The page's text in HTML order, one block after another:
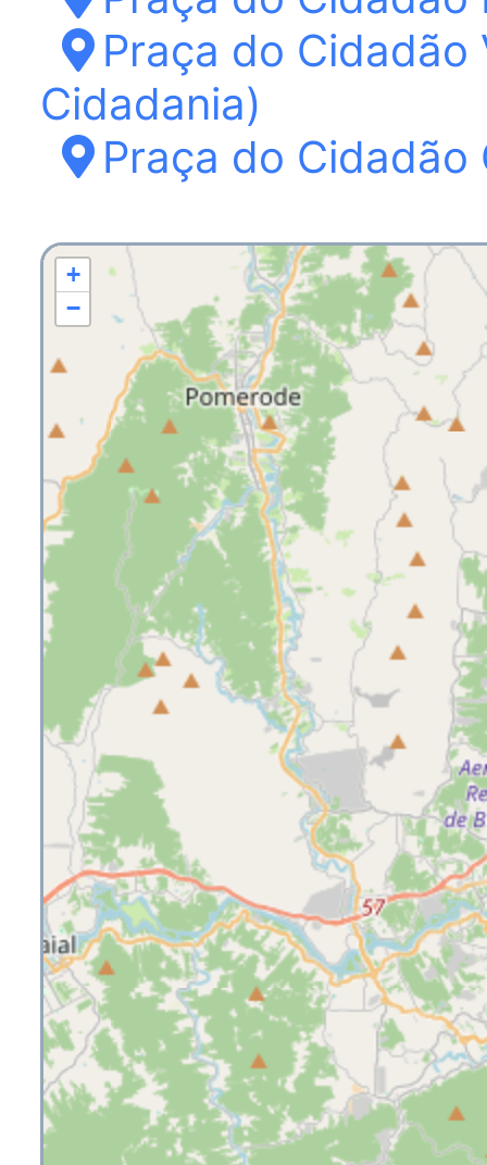
Praça do Cidadão
Cidadania)
Praça do Cidadão
+
−